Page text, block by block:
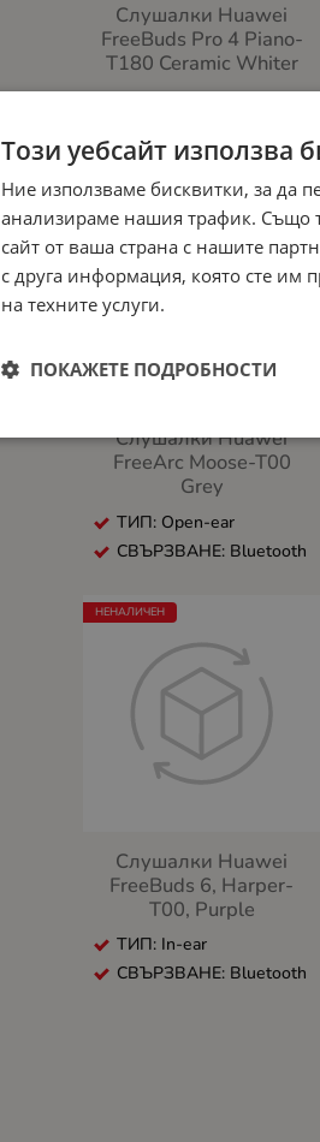
Слушалки Huawei
FreeBuds Pro 4 Piano-
T180 Ceramic Whiter
ТИП: In-ear
Слушалки Huawei
FreeArc Moose-T00
Grey
ТИП: Open-ear
СВЪРЗВАНЕ: Bluetooth
НЕНАЛИЧЕН
Слушалки Huawei
FreeBuds 6, Harper-
T00, Purple
ТИП: In-ear
СВЪРЗВАНЕ: Bluetooth
НЕНАЛИЧЕН
Този уебсайт използва
Ние използваме бисквитки, за да
анализираме нашия трафик. Също
сайт от ваша страна с нашите
с друга информация, която сте им
на техните услуги.
ПОКАЖЕТЕ ПОДРОБНОСТИ